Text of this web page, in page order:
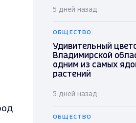
5 дней назад
ОБЩЕСТВО
Удивительный
Владимирской
одним из самых
растений
5 дней назад
ОБЩЕСТВО